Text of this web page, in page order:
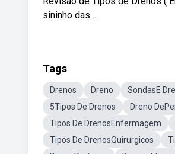
sininho das ...
Tags
Drenos Dreno SondasE
5Tipos De Drenos
Dreno
Tipos De DrenosEnfermagem
Tipos De DrenosQuirurgicos